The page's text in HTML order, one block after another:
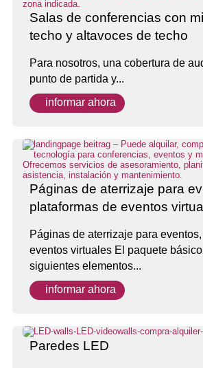
Salas de conferencias con
techo y altavoces de techo
Para nosotros, una cobertura de
punto de partida y...
informar ahora
Páginas de aterrizaje para
plataformas de eventos
Páginas de aterrizaje para
eventos virtuales El paquete
siguientes elementos...
informar ahora
Paredes LED